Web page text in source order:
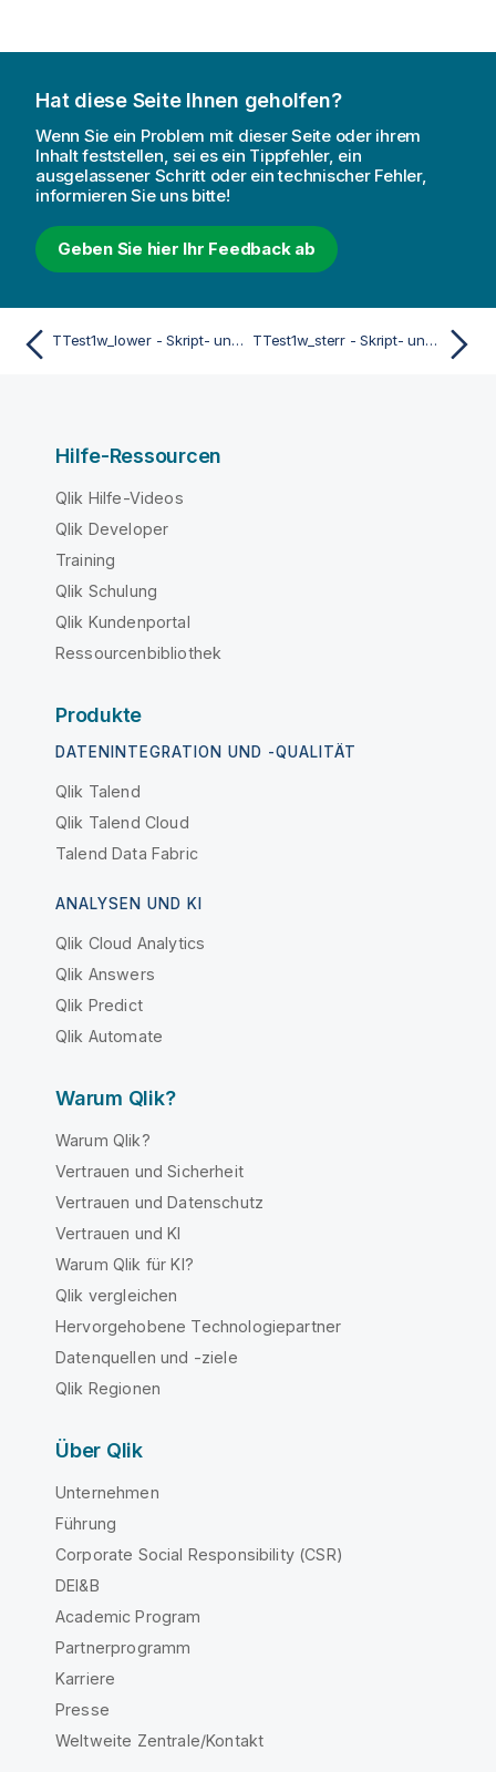
Hat diese Seite Ihnen geholfen?
Wenn Sie ein Problem mit dieser Seite oder ihrem
Inhalt feststellen, sei es ein Tippfehler, ein
ausgelassener Schritt oder ein technischer Fehler,
informieren Sie uns bitte!
Geben Sie hier Ihr Feedback ab
TTest1w_lower - Skript- und Diagrammfunktion TTest1w_sterr - Skript- und Diagrammfunktion
Hilfe-Ressourcen
Qlik Hilfe-Videos
Qlik Developer
Training
Qlik Schulung
Qlik Kundenportal
Ressourcenbibliothek
Produkte
DATENINTEGRATION UND -QUALITÄT
Qlik Talend
Qlik Talend Cloud
Talend Data Fabric
ANALYSEN UND KI
Qlik Cloud Analytics
Qlik Answers
Qlik Predict
Qlik Automate
Warum Qlik?
Warum Qlik?
Vertrauen und Sicherheit
Vertrauen und Datenschutz
Vertrauen und KI
Warum Qlik für KI?
Qlik vergleichen
Hervorgehobene Technologiepartner
Datenquellen und -ziele
Qlik Regionen
Über Qlik
Unternehmen
Führung
Corporate Social Responsibility (CSR)
DEI&B
Academic Program
Partnerprogramm
Karriere
Presse
Weltweite Zentrale/Kontakt